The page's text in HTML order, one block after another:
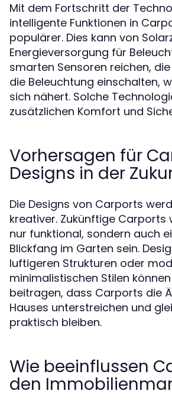
Mit dem Fortschritt der
intelligente Funktionen in
populärer. Dies kann von
Energieversorgung für
smarten Sensoren reichen,
die Beleuchtung einschalten,
sich nähert. Solche
zusätzlichen Komfort und
Vorhersagen für
Designs in der
Die Designs von Carports
kreativer. Zukünftige Carports
nur funktional, sondern auch
Blickfang im Garten sein.
luftigeren Strukturen oder
minimalistischen Stilen
beitragen, dass Carports die
Hauses unterstreichen und
praktisch bleiben.
Wie beeinflussen
den